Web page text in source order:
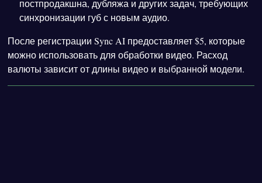
постпродакшна, дубляжа и других задач, требующих
синхронизации губ с новым аудио.
После регистрации Sync AI предоставляет $5, которые
можно использовать для обработки видео. Расход
валюты зависит от длины видео и выбранной модели.